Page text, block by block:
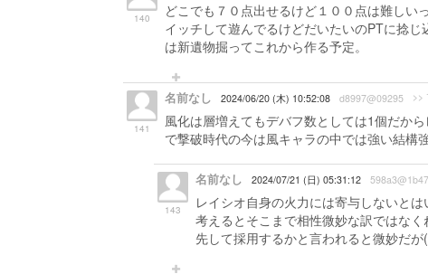
140
どこでも７０点出せるけど１００点は難し
イッチして遊んでるけどだいたいのPTに捻
は新遺物掘ってこれから作る予定。
141
名前なし 2024/06/20 (木) 10:52:08 d8997@09295 >>
風化は層増えてもデバフ数としては1個だか
で撃破時代の今は風キャラの中では強い結構
143
名前なし 2024/07/21 (日) 05:31:12
レイシオ自身の火力には寄与しないと
考えるとそこまで相性微妙な訳ではな
先して採用するかと言われると微妙だ